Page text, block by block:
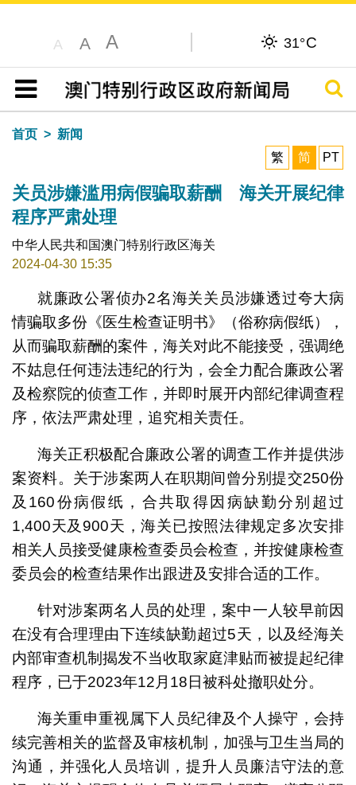
A A A 31°C
目录
搜寻
首页
新闻
繁
简 PT
关员涉嫌滥用病假骗取薪酬 海关开展纪律
程序严肃处理
中华人民共和国澳门特别行政区海关
2024-04-30 15:35
就廉政公署侦办2名海关关员涉嫌透过夸大病
情骗取多份《医生检查证明书》（俗称病假纸），
从而骗取薪酬的案件，海关对此不能接受，强调绝
不姑息任何违法违纪的行为，会全力配合廉政公署
及检察院的侦查工作，并即时展开内部纪律调查程
序，依法严肃处理，追究相关责任。
海关正积极配合廉政公署的调查工作并提供涉
案资料。关于涉案两人在职期间曾分别提交250份
及160份病假纸，合共取得因病缺勤分别超过
1,400天及900天，海关已按照法律规定多次安排
相关人员接受健康检查委员会检查，并按健康检查
委员会的检查结果作出跟进及安排合适的工作。
针对涉案两名人员的处理，案中一人较早前因
在没有合理理由下连续缺勤超过5天，以及经海关
内部审查机制揭发不当收取家庭津贴而被提起纪律
程序，已于2023年12月18日被科处撤职处分。
海关重申重视属下人员纪律及个人操守，会持
续完善相关的监督及审核机制，加强与卫生当局的
沟通，并强化人员培训，提升人员廉洁守法的意